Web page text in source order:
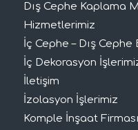
Dış Cephe Kaplama
Hizmetlerimiz
İç Cephe – Dış Cephe
İç Dekorasyon
İletişim
İzolasyon İşlerimiz
Komple İnşaat Firması